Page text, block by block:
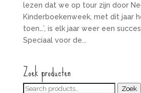
lezen dat we op tour zijn door
Kinderboekenweek, met dit jaar
toen…’, is elk jaar weer een
Speciaal voor de...
Zoek producten
Zoeken
Zoek